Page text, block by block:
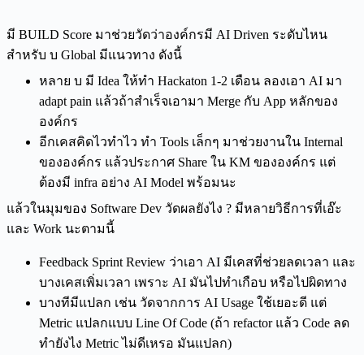
มี BUILD Score มาช่วยวัดว่าองค์กรมี AI Driven ระดับไหน
สำหรับ บ Global มีแนวทาง ดังนี้
หลาย บ มี Idea ให้ทำ Hackaton 1-2 เดือน ลองเอา AI มา
adapt pain แล้วถ้าสำเร็จเอามา Merge กับ App หลักของ
องค์กร
อีกเคสคิดไวทำไว ทำ Tools เล็กๆ มาช่วยงานใน Internal
ขององค์กร แล้วประกาศ Share ใน KM ขององค์กร แต่
ต้องมี infra อย่าง AI Model พร้อมนะ
แล้วในมุมของ Software Dev วัดผลยังไง ? มีหลายวิธีการที่เอ๊ะ
และ Work นะตามนี้
Feedback Sprint Review ว่าเอา AI มีเคสที่ช่วยลดเวลา และ
บางเคสเพิ่มเวลา เพราะ AI มันไปทำเกือบ หรือไปผิดทาง
บางทีมีแปลก เช่น วัดจากการ AI Usage ใช้เยอะดี แต่
Metric แปลกแบบ Line Of Code (ถ้า refactor แล้ว Code ลด
ทำยังไง Metric ไม่ดีเหรอ มันแปลก)